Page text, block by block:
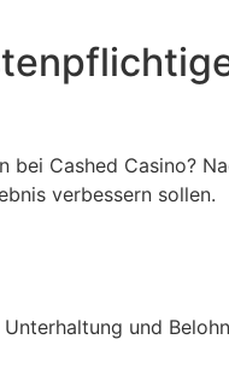
Cashed Casino?
verbessern sollen.
und